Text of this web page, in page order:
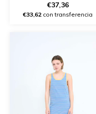
€37,36
€33,62 con transferencia